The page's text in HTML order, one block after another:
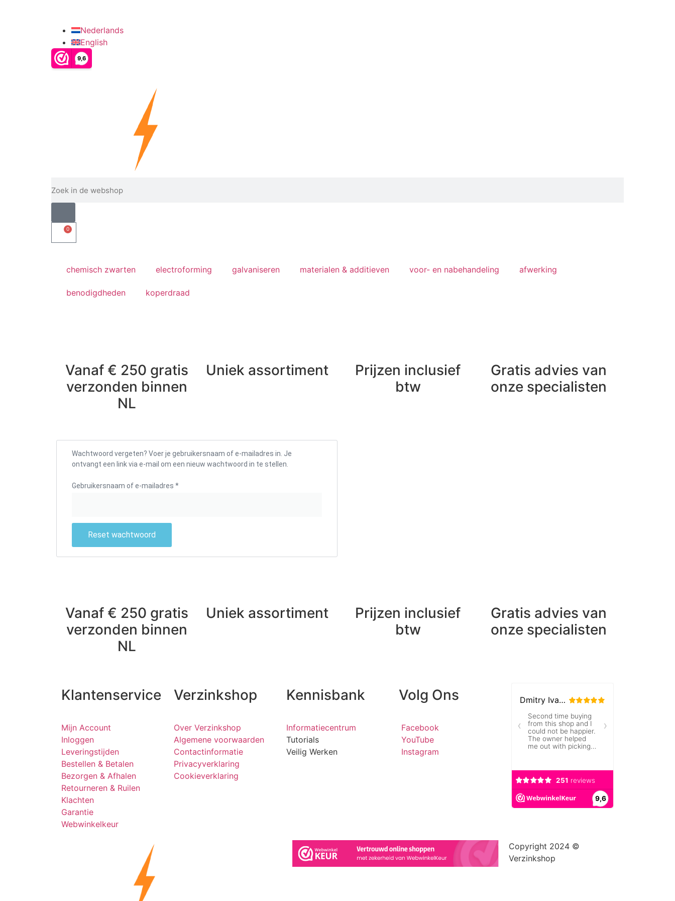
Nederlands
English
0
chemisch zwarten electroforming galvaniseren materialen & additieven voor- en nabehandeling afwerking
benodigdheden koperdraad
Vanaf € 250 gratis
verzonden binnen
NL
Uniek assortiment
Prijzen inclusief
btw
Gratis advies van
onze specialisten
Wachtwoord vergeten? Voer je gebruikersnaam of e-mailadres in. Je
ontvangt een link via e-mail om een nieuw wachtwoord in te stellen.
Gebruikersnaam of e-mailadres *
Reset wachtwoord
Vanaf € 250 gratis
verzonden binnen
NL
Uniek assortiment
Prijzen inclusief
btw
Gratis advies van
onze specialisten
Klantenservice
Mijn Account
Inloggen
Leveringstijden
Bestellen & Betalen
Bezorgen & Afhalen
Retourneren & Ruilen
Klachten
Garantie
Webwinkelkeur
Verzinkshop
Over Verzinkshop
Algemene voorwaarden
Contactinformatie
Privacyverklaring
Cookieverklaring
Kennisbank
Informatiecentrum
Tutorials
Veilig Werken
Volg Ons
Facebook
YouTube
Instagram
Copyright 2024 ©
Verzinkshop